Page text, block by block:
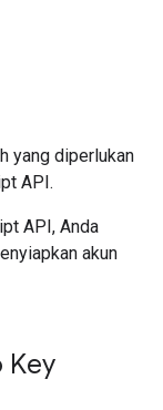
yang diperlukan
API.
API, Anda
akun
Key